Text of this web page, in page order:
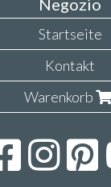
Negozio
Startseite
Kontakt
Warenkorb